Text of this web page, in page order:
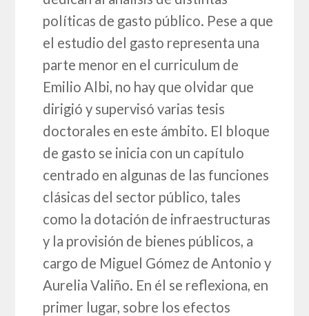
políticas de gasto público. Pese a que
el estudio del gasto representa una
parte menor en el curriculum de
Emilio Albi, no hay que olvidar que
dirigió y supervisó varias tesis
doctorales en este ámbito. El bloque
de gasto se inicia con un capítulo
centrado en algunas de las funciones
clásicas del sector público, tales
como la dotación de infraestructuras
y la provisión de bienes públicos, a
cargo de Miguel Gómez de Antonio y
Aurelia Valiño. En él se reflexiona, en
primer lugar, sobre los efectos